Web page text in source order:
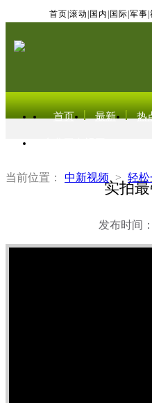
首页 滚动 国内 国际 军事
首页 最新 热
当前位置： 中新视频 > 轻松
实拍
发布时间